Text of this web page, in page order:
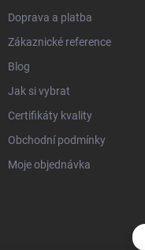
Doprava a platba
Zákaznické reference
Blog
Jak si vybrat
Certifikáty kvality
Obchodní podmínky
Moje objednávka